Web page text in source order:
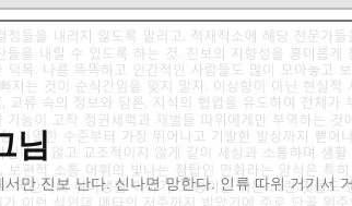
님
만 진보 난다. 신나면 망한다. 인류 따위 거기서